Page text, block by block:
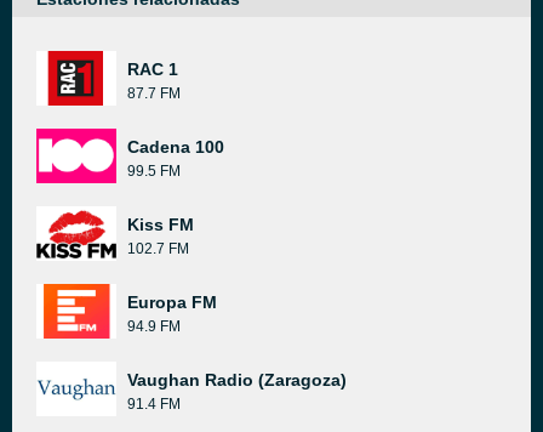
RAC 1
87.7 FM
Cadena 100
99.5 FM
Kiss FM
102.7 FM
Europa FM
94.9 FM
Vaughan Radio (Zaragoza)
91.4 FM